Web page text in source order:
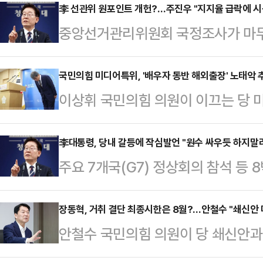
안을 마련하는 것이 합당하다"고
위 사태가 개헌으로 이어질 수 있
북을 통해 "이 대통령이 오늘 선관
트 개헌 추진을 언급했다"며 이같
대 브리핑을 통해 투표용지 부족 사
당하다"며 "여야 간…
李 선관위 원포인트 개헌?…주진우 "지지율 급락에
중앙선거관리위원회 국정조사가
'원포인트 개헌'을 꺼내 들었다. 주
국민 시선을 돌리려는 것일 뿐"이
통해 "이 대통령의 선관위 개헌이
다"며 이같이 적었다.앞서 이 대통
용지 부족 사태가 불거진 선관위에
견 일치가 된다면 선거관리위원회
을까"라고 언급한 …
국민의힘 미디어특위, '배우자 동반 해외출장' 노태악
이상휘 국민의힘 의원이 이끄는 당
태악 전 중앙선거관리위원장과 성
혐의로 검경 합동수사본부에 추가
통해 이같이 밝히며 "노 전 위원장
우자를 해외출장에 동행시키고 항
예산으로 지출한 혐의를 받고 있다
공료와 숙박비 역시 국가 예산으로
총 9053만원의 예산이 투입…
李대통령, 당내 갈등에 작심발언 "원수 싸우듯 하지
주요 7개국(G7) 정상회의 참석 등
아온 이재명 대통령이 19일 순방
통령과 만나 나눴던 이야기 등을 공
령과 정청래 더불어민주당 대표)
표용지 부족 사태 등에 대해서도 허
장동혁, 거취 결단 최종시한은 8월?…안철수 "쇄신안
안철수 국민의힘 의원이 당 쇄신안
만드는 데 힘이 부친다면, 그때는